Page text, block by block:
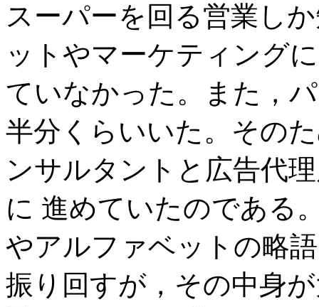
スーパーを回る営業し
ットやマーケティング
ていなかった。また，
半分くらいいた。その
ンサルタントと広告代
に 進めていたのである
やアルファベットの略
振り回すが，その中身